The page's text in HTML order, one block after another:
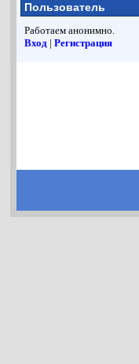
Пользователь
Работаем анонимно.
Вход |Регистрация